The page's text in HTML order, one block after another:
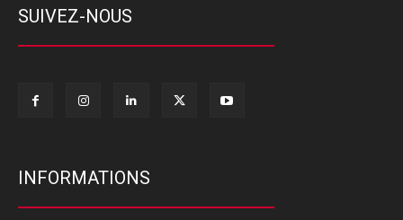
SUIVEZ-NOUS
INFORMATIONS